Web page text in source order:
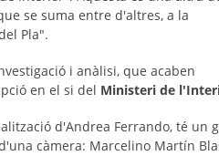
se suma entre d'altres, a la
Pla".
i anàlisi, que acaben
en el si del Ministeri de
d'Andrea Ferrando, té un
càmera: Marcelino Martín